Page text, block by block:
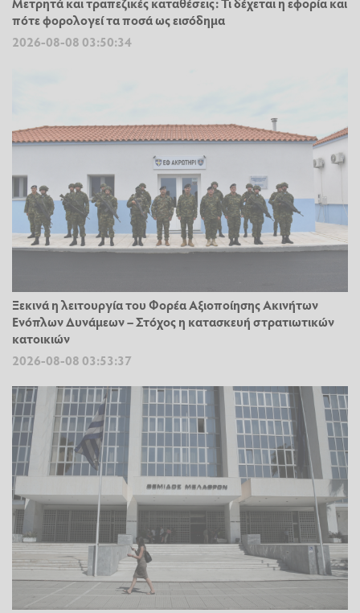
πότε φορολογεί τα ποσά ως εισόδημα
2026-08-08 03:50:34
Ξεκινά η λειτουργία του Φορέα Αξιοποίησης Ακινήτων
Ενόπλων Δυνάμεων – Στόχος η κατασκευή στρατιωτικών
κατοικιών
2026-08-08 03:53:37